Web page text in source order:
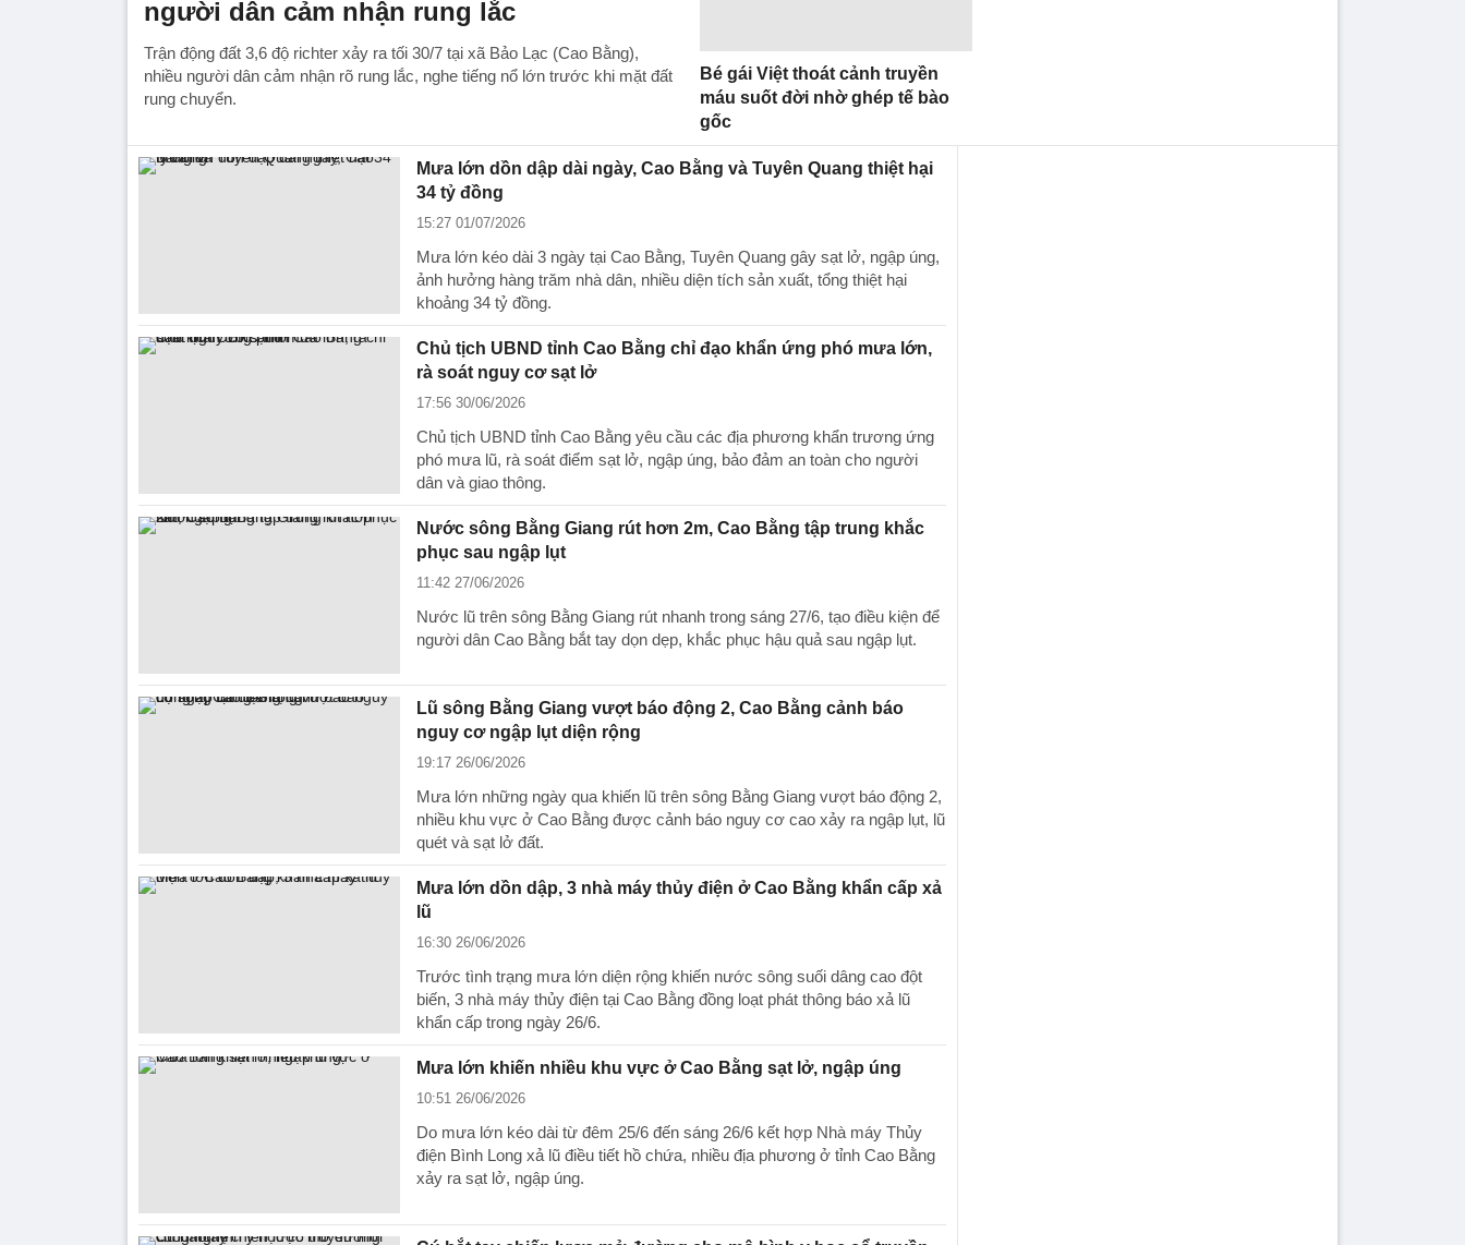
người dân cảm nhận rung lắc
Trận động đất 3,6 độ richter xảy ra tối 30/7 tại xã Bảo Lạc (Cao Bằng),
nhiều người dân cảm nhận rõ rung lắc, nghe tiếng nổ lớn trước khi mặt đất
rung chuyển.
Bé gái Việt thoát cảnh truyền
máu suốt đời nhờ ghép tế bào
gốc
Mưa lớn dồn dập dài ngày, Cao Bằng và Tuyên Quang thiệt hại
34 tỷ đồng
15:27 01/07/2026
Mưa lớn kéo dài 3 ngày tại Cao Bằng, Tuyên Quang gây sạt lở, ngập úng,
ảnh hưởng hàng trăm nhà dân, nhiều diện tích sản xuất, tổng thiệt hại
khoảng 34 tỷ đồng.
Chủ tịch UBND tỉnh Cao Bằng chỉ đạo khẩn ứng phó mưa lớn,
rà soát nguy cơ sạt lở
17:56 30/06/2026
Chủ tịch UBND tỉnh Cao Bằng yêu cầu các địa phương khẩn trương ứng
phó mưa lũ, rà soát điểm sạt lở, ngập úng, bảo đảm an toàn cho người
dân và giao thông.
Nước sông Bằng Giang rút hơn 2m, Cao Bằng tập trung khắc
phục sau ngập lụt
11:42 27/06/2026
Nước lũ trên sông Bằng Giang rút nhanh trong sáng 27/6, tạo điều kiện để
người dân Cao Bằng bắt tay dọn dẹp, khắc phục hậu quả sau ngập lụt.
Lũ sông Bằng Giang vượt báo động 2, Cao Bằng cảnh báo
nguy cơ ngập lụt diện rộng
19:17 26/06/2026
Mưa lớn những ngày qua khiến lũ trên sông Bằng Giang vượt báo động 2,
nhiều khu vực ở Cao Bằng được cảnh báo nguy cơ cao xảy ra ngập lụt, lũ
quét và sạt lở đất.
Mưa lớn dồn dập, 3 nhà máy thủy điện ở Cao Bằng khẩn cấp xả
lũ
16:30 26/06/2026
Trước tình trạng mưa lớn diện rộng khiến nước sông suối dâng cao đột
biến, 3 nhà máy thủy điện tại Cao Bằng đồng loạt phát thông báo xả lũ
khẩn cấp trong ngày 26/6.
Mưa lớn khiến nhiều khu vực ở Cao Bằng sạt lở, ngập úng
10:51 26/06/2026
Do mưa lớn kéo dài từ đêm 25/6 đến sáng 26/6 kết hợp Nhà máy Thủy
điện Bình Long xả lũ điều tiết hồ chứa, nhiều địa phương ở tỉnh Cao Bằng
xảy ra sạt lở, ngập úng.